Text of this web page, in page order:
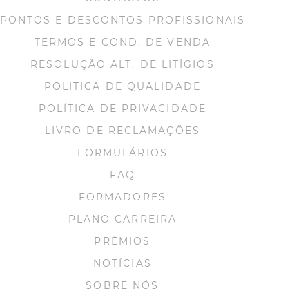
PONTOS E DESCONTOS PROFISSIONAIS
TERMOS E COND. DE VENDA
RESOLUÇÃO ALT. DE LITÍGIOS
POLITICA DE QUALIDADE
POLÍTICA DE PRIVACIDADE
LIVRO DE RECLAMAÇÕES
FORMULÁRIOS
FAQ
FORMADORES
PLANO CARREIRA
PRÉMIOS
NOTÍCIAS
SOBRE NÓS